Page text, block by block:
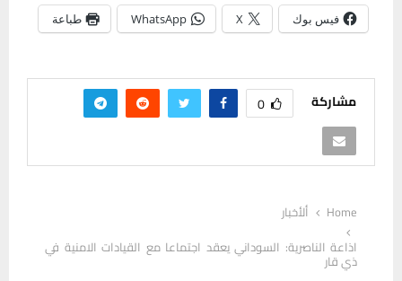
فيس بوك X
WhatsApp طباعة
مشاركة 0
Home
ألأخبار
اذاعة الناصرية: السوداني يعقد اجتماعا مع القيادات الامنية في
ذي قار